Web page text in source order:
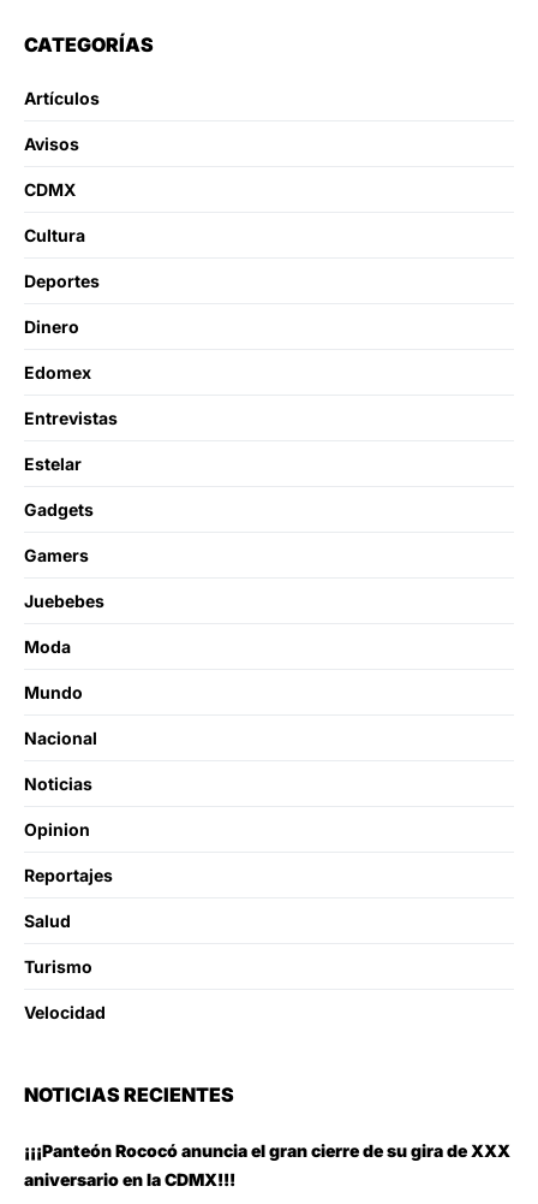
CATEGORÍAS
Artículos
Avisos
CDMX
Cultura
Deportes
Dinero
Edomex
Entrevistas
Estelar
Gadgets
Gamers
Juebebes
Moda
Mundo
Nacional
Noticias
Opinion
Reportajes
Salud
Turismo
Velocidad
NOTICIAS RECIENTES
¡¡¡Panteón Rococó anuncia el gran cierre de su gira de XXX
aniversario en la CDMX!!!